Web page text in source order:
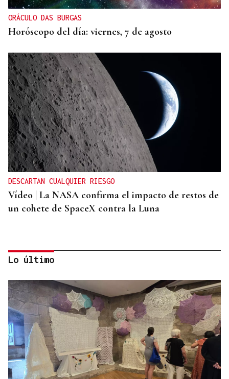
ORÁCULO DAS BURGAS
Horóscopo del día: viernes, 7 de agosto
DESCARTAN CUALQUIER RIESGO
Vídeo | La NASA confirma el impacto de restos de
un cohete de SpaceX contra la Luna
ORÁCULO DAS BURGAS
Horóscopo del día: jueves, 6 de agosto
Lo último